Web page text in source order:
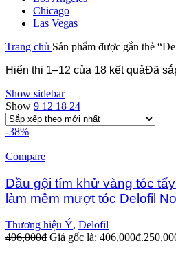
Chicago
Las Vegas
Trang chủ Sản phẩm được gắn thẻ
Hiển thị 1–12 của 18 kết quảĐã
Show sidebar
Show 9 12 18 24
-38%
Compare
Dầu gội tím khử vàng tóc
làm mềm mượt tóc Delofil
Thương hiệu Ý, Delofil
406,000₫ Giá gốc là: 406,000₫.